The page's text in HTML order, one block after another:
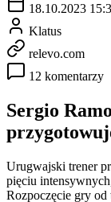
18.10.2023
Klatus
relevo.com
12 komentarzy
Sergio
Urugwajski trener
pięciu
Rozpoczęcie gry od